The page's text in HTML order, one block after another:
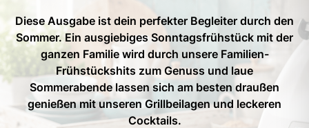
Diese Ausgabe ist dein perfekter Begleiter durch den
Sommer. Ein ausgiebiges Sonntagsfrühstück mit der
ganzen Familie wird durch unsere Familien-
Frühstückshits zum Genuss und laue
Sommerabende lassen sich am besten draußen
genießen mit unseren Grillbeilagen und leckeren
Cocktails.